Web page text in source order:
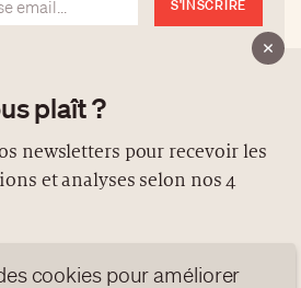
et analyses selon nos 4
Z
ANALYSES
cookies pour améliorer